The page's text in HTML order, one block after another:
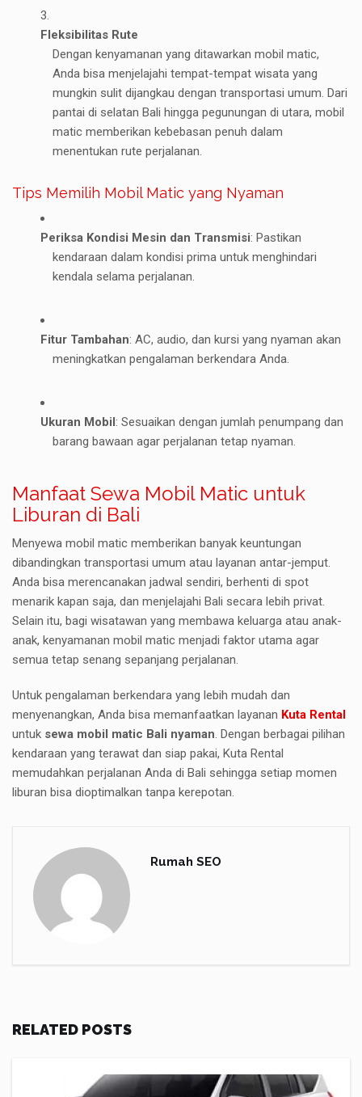
Fleksibilitas Rute
Dengan kenyamanan yang ditawarkan mobil matic,
Anda bisa menjelajahi tempat-tempat wisata yang
mungkin sulit dijangkau dengan transportasi umum. Dari
pantai di selatan Bali hingga pegunungan di utara, mobil
matic memberikan kebebasan penuh dalam
menentukan rute perjalanan.
Tips Memilih Mobil Matic yang Nyaman
Periksa Kondisi Mesin dan Transmisi: Pastikan
kendaraan dalam kondisi prima untuk menghindari
kendala selama perjalanan.
Fitur Tambahan: AC, audio, dan kursi yang nyaman akan
meningkatkan pengalaman berkendara Anda.
Ukuran Mobil: Sesuaikan dengan jumlah penumpang dan
barang bawaan agar perjalanan tetap nyaman.
Manfaat Sewa Mobil Matic untuk
Liburan di Bali
Menyewa mobil matic memberikan banyak keuntungan
dibandingkan transportasi umum atau layanan antar-jemput.
Anda bisa merencanakan jadwal sendiri, berhenti di spot
menarik kapan saja, dan menjelajahi Bali secara lebih privat.
Selain itu, bagi wisatawan yang membawa keluarga atau anak-
anak, kenyamanan mobil matic menjadi faktor utama agar
semua tetap senang sepanjang perjalanan.
Untuk pengalaman berkendara yang lebih mudah dan
menyenangkan, Anda bisa memanfaatkan layanan Kuta Rental
untuk sewa mobil matic Bali nyaman. Dengan berbagai pilihan
kendaraan yang terawat dan siap pakai, Kuta Rental
memudahkan perjalanan Anda di Bali sehingga setiap momen
liburan bisa dioptimalkan tanpa kerepotan.
Rumah SEO
RELATED POSTS